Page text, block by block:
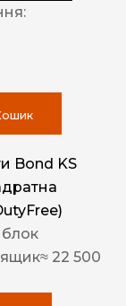
Bond KS
блок
≈ 22 500